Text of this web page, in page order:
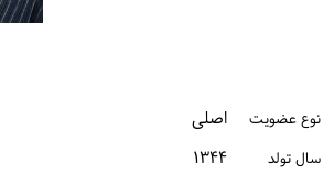
نوع عضویت اصلی
سال تولد ۱۳۴۴